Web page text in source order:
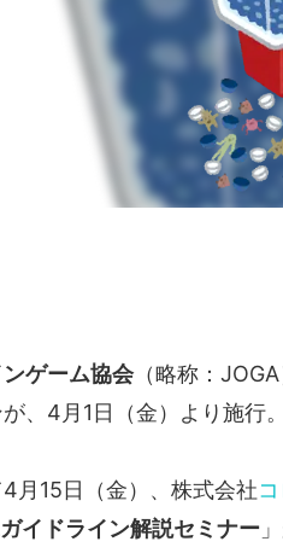
ゲーム協会（略称：
、4月1日（金）より施行。
月15日（金）、株式会社
イドライン解説セミナー